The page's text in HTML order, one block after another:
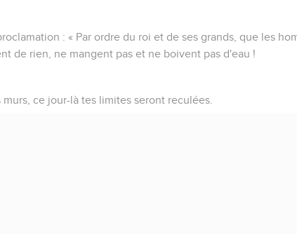
: « Par ordre du roi et de ses grands, que les
de rien, ne mangent pas et ne boivent pas d'eau !
murs, ce jour-là tes limites seront reculées.